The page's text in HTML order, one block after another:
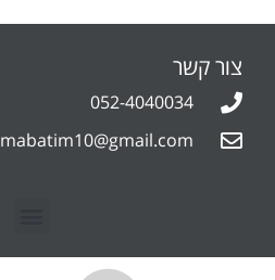
צור קשר
052-4040034
mabatim10@gmail.com